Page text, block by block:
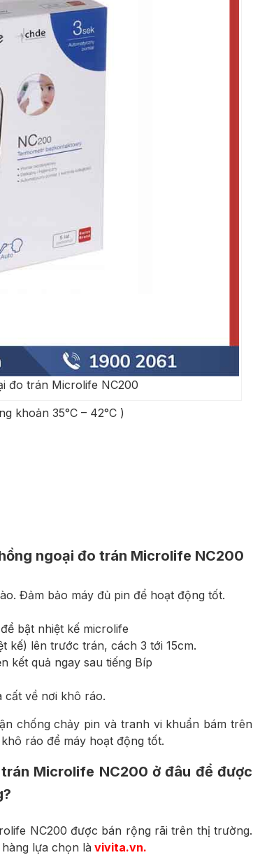
đo trán Microlife NC200
khoản 35°C – 42°C )
ngoại đo trán Microlife NC200
Đảm bảo máy đủ pin để hoạt động tốt.
bật nhiệt kế microlife
kế) lên trước trán, cách 3 tới 15cm.
kết quả ngay sau tiếng Bíp
cất về nơi khô ráo.
chống chảy pin và tranh vi khuẩn bám trên
ráo để máy hoạt động tốt.
Microlife NC200 ở đâu để được
NC200 được bán rộng rãi trên thị trường.
lựa chọn là vivita.vn.